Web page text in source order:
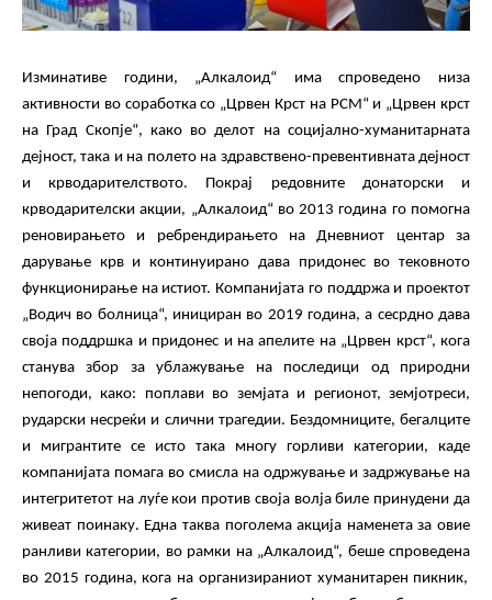
Изминативе години, „Алкалоид“ има спроведено низа
активности во соработка со „Црвен Крст на РСМ“ и „Црвен крст
на Град Скопје“, како во делот на социјално-хуманитарната
дејност, така и на полето на здравствено-превентивната дејност
и крводарителството. Покрај редовните донаторски и
крводарителски акции, „Алкалоид“ во 2013 година го помогна
реновирањето и ребрендирањето на Дневниот центар за
дарување крв и континуирано дава придонес вотековното
функционирање на истиот. Компанијата го поддржа и проектот
„Водич во болница“, инициран во 2019 година, а сесрднодава
своја поддршка и придонес и на апелите на „Црвен крст“, кога
станува збор заублажување на последици одприродни
непогоди, како: поплавиво земјата и регионот,земјотреси,
рударски несреќи и слични трагедии. Бездомниците, бегалците
и мигрантите се исто така многу горливи категории, каде
компанијата помага во смисла на одржување и задржување на
интегритетот на луѓе кои против своја волја биле принудени да
живеат поинаку. Една таква поголема акција наменета за овие
ранливи категории, во рамки на „Алкалоид“, беше спроведена
во 2015 година, кога на организираниот хуманитарен пикник,